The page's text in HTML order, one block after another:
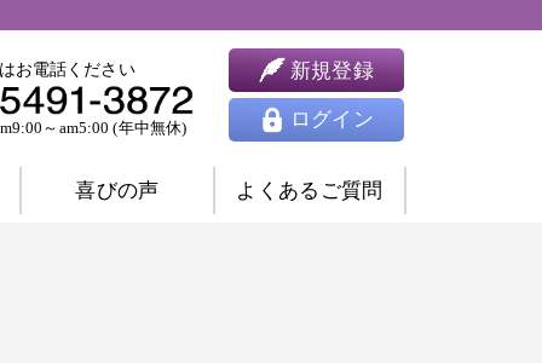
お電話ください
～am5:00 (年中無休)
新規登録
ログイン
喜びの声 よくあるご質問